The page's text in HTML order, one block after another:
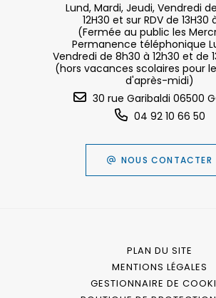
Lund, Mardi, Jeudi, Vendredi
12H30 et sur RDV de 13H30
(Fermée au public les
Permanence téléphonique
Vendredi de 8h30 à 12h30 et de
(hors vacances scolaires pour
d'après-midi)
30 rue Garibaldi 06500
04 92 10 66 50
NOUS CONTACTER
PLAN DU SITE
MENTIONS LÉGALES
GESTIONNAIRE DE